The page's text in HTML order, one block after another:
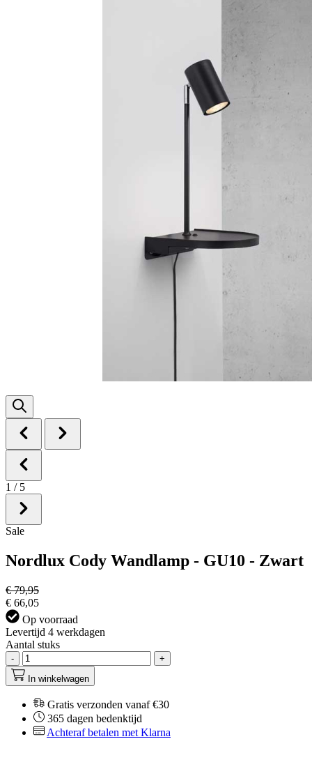
1 / 5
Sale
Nordlux Cody Wandlamp - GU10 - Zwart
€ 79,95
€ 66,05
Op voorraad
Levertijd 4 werkdagen
Aantal stuks
-
+
In winkelwagen
Gratis verzonden vanaf €30
365 dagen bedenktijd
Achteraf betalen met Klarna